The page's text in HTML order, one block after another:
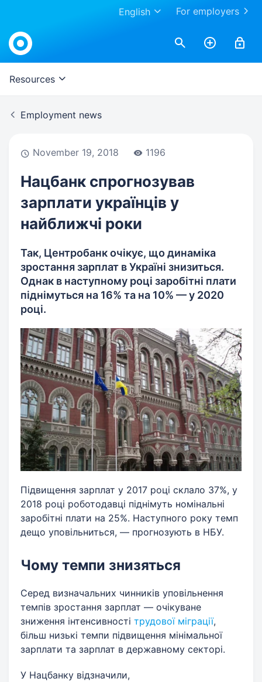
For employers
English
Work.ua
Resources
Employment news
November 19, 2018 1196
Нацбанк спрогнозував
зарплати українців у
найближчі роки
Так, Центробанк очікує, що динаміка
зростання зарплат в Україні знизиться.
Однак в наступному році заробітні плати
піднімуться на 16% та на 10% — у 2020
році.
Підвищення зарплат у 2017 році склало 37%, у
2018 році роботодавці піднімуть номінальні
заробітні плати на 25%. Наступного року темп
дещо уповільниться, — прогнозують в НБУ.
Чому темпи знизяться
Серед визначальних чинників уповільнення
темпів зростання зарплат — очікуване
зниження інтенсивності трудової міграції,
більш низькі темпи підвищення мінімальної
зарплати та зарплат в державному секторі.
У Нацбанку відзначили,